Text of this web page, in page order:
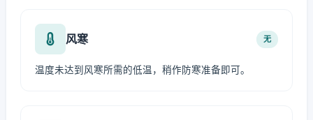
风寒 无
温度未达到风寒所需的低温，稍作防寒准备即可。